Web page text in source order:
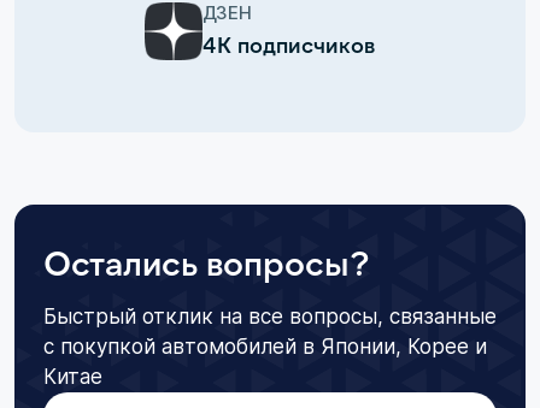
ДЗЕН
4К подписчиков
Остались вопросы?
Быстрый отклик на все вопросы, связанные
с покупкой автомобилей в Японии, Корее и
Китае